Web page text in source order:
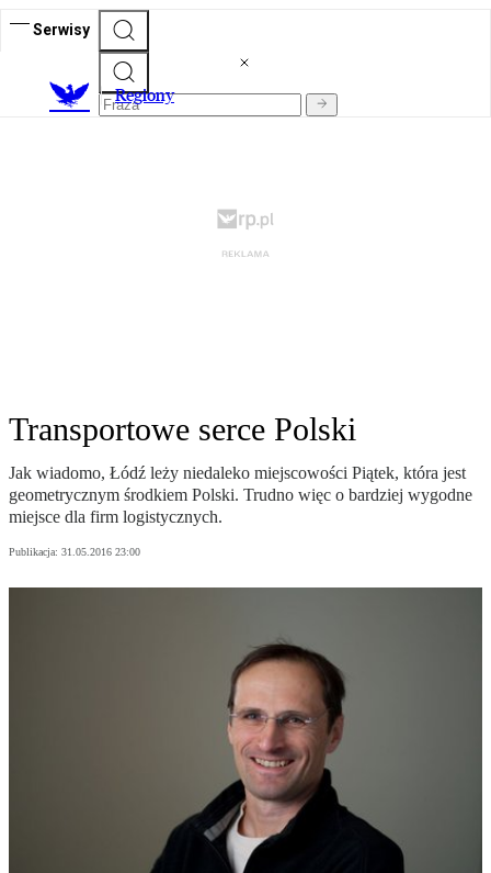
Serwisy
Regiony
Transportowe serce Polski
Jak wiadomo, Łódź leży niedaleko miejscowości Piątek, która jest
geometrycznym środkiem Polski. Trudno więc o bardziej wygodne
miejsce dla firm logistycznych.
Publikacja: 31.05.2016 23:00